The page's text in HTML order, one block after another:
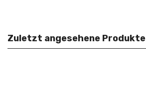
Zuletzt angesehene Produkte